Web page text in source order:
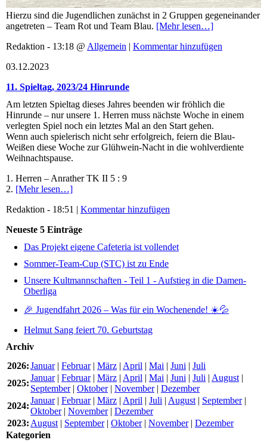
Hierzu sind die Jugendlichen zunächst in 2 Gruppen gegeneinander
angetreten – Team Rot und Team Blau. [Mehr lesen…]
Redaktion - 13:18 @ Allgemein | Kommentar hinzufügen
03.12.2023
11. Spieltag, 2023/24 Hinrunde
Am letzten Spieltag dieses Jahres beenden wir fröhlich die
Hinrunde – nur unsere 1. Herren muss nächste Woche in einem
verlegten Spiel noch ein letztes Mal an den Start gehen.
Wenn auch spielerisch nicht sehr erfolgreich, feiern die Blau-
Weißen diese Woche zur Glühwein-Nacht in die wohlverdiente
Weihnachtspause.
1. Herren – Anrather TK II 5 : 9
2. [Mehr lesen…]
Redaktion - 18:51 | Kommentar hinzufügen
Neueste 5 Einträge
Das Projekt eigene Cafeteria ist vollendet
Sommer-Team-Cup (STC) ist zu Ende
Unsere Kultmannschaften - Teil 1 - Aufstieg in die Damen-
Oberliga
🎉 Jugendfahrt 2026 – Was für ein Wochenende! ☀️💦
Helmut Sang feiert 70. Geburtstag
Archiv
2026:Januar| Februar| März | April | Mai | Juni | Juli
2025:
Januar| Februar| März | April | Mai | Juni | Juli | August |
September| Oktober| November| Dezember
2024:
Januar| Februar| März | April | Juli | August | September|
Oktober| November| Dezember
2023: August | September| Oktober| November| Dezember
Kategorien